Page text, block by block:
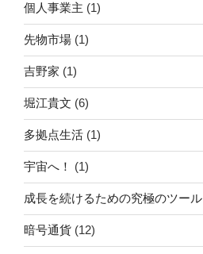
個人事業主 (1)
先物市場 (1)
吉野家 (1)
堀江貴文 (6)
多拠点生活 (1)
宇宙へ！ (1)
成長を続けるための究極のツール
暗号通貨 (12)